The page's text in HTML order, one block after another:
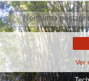
Nenhuma
Ver